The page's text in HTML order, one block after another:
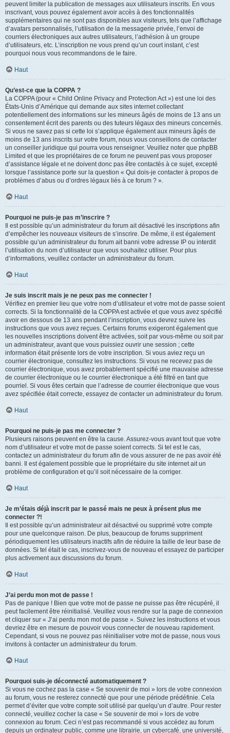
peuvent limiter la publication de messages aux utilisateurs inscrits. En vous
inscrivant, vous pouvez également avoir accès à des fonctionnalités
supplémentaires qui ne sont pas disponibles aux visiteurs, tels que l’affichage
d’avatars personnalisés, l’utilisation de la messagerie privée, l’envoi de
courriers électroniques aux autres utilisateurs, l’adhésion à un groupe
d’utilisateurs, etc. L’inscription ne vous prend qu’un court instant, c’est
pourquoi nous vous recommandons de le faire.
Haut
Qu’est-ce que la COPPA ?
La COPPA (pour « Child Online Privacy and Protection Act ») est une loi des
États-Unis d’Amérique qui demande aux sites internet collectant
potentiellement des informations sur les mineurs âgés de moins de 13 ans un
consentement écrit des parents ou des tuteurs légaux des mineurs concernés.
Si vous ne savez pas si cette loi s’applique également aux mineurs âgés de
moins de 13 ans inscrits sur votre forum, nous vous conseillons de contacter
un conseiller juridique qui pourra vous renseigner. Veuillez noter que phpBB
Limited et que les propriétaires de ce forum ne peuvent pas vous proposer
d’assistance légale et ne doivent donc pas être contactés à ce sujet, excepté
lorsque l’assistance porte sur la question « Qui dois-je contacter à propos de
problèmes d’abus ou d’ordres légaux liés à ce forum ? ».
Haut
Pourquoi ne puis-je pas m’inscrire ?
Il est possible qu’un administrateur du forum ait désactivé les inscriptions afin
d’empêcher les nouveaux visiteurs de s’inscrire. De même, il est également
possible qu’un administrateur du forum ait banni votre adresse IP ou interdit
l’utilisation du nom d’utilisateur que vous souhaitez utiliser. Pour plus
d’informations, veuillez contacter un administrateur du forum.
Haut
Je suis inscrit mais je ne peux pas me connecter !
Vérifiez en premier lieu que votre nom d’utilisateur et votre mot de passe soient
corrects. Si la fonctionnalité de la COPPA est activée et que vous avez spécifié
avoir en dessous de 13 ans pendant l’inscription, vous devrez suivre les
instructions que vous avez reçues. Certains forums exigeront également que
les nouvelles inscriptions doivent être activées, soit par vous-même ou soit par
un administrateur, avant que vous puissiez ouvrir une session ; cette
information était présente lors de votre inscription. Si vous aviez reçu un
courrier électronique, consultez les instructions. Si vous ne recevez pas de
courrier électronique, vous avez probablement spécifié une mauvaise adresse
de courrier électronique ou le courrier électronique a été filtré en tant que
pourriel. Si vous êtes certain que l’adresse de courrier électronique que vous
avez spécifiée était correcte, essayez de contacter un administrateur du forum.
Haut
Pourquoi ne puis-je pas me connecter ?
Plusieurs raisons peuvent en être la cause. Assurez-vous avant tout que votre
nom d’utilisateur et votre mot de passe soient corrects. Si tel est le cas,
contactez un administrateur du forum afin de vous assurer de ne pas avoir été
banni. Il est également possible que le propriétaire du site internet ait un
problème de configuration et qu’il soit nécessaire de la corriger.
Haut
Je m’étais déjà inscrit par le passé mais ne peux à présent plus me
connecter ?!
Il est possible qu’un administrateur ait désactivé ou supprimé votre compte
pour une quelconque raison. De plus, beaucoup de forums suppriment
périodiquement les utilisateurs inactifs afin de réduire la taille de leur base de
données. Si tel était le cas, inscrivez-vous de nouveau et essayez de participer
plus activement aux discussions du forum.
Haut
J’ai perdu mon mot de passe !
Pas de panique ! Bien que votre mot de passe ne puisse pas être récupéré, il
peut facilement être réinitialisé. Veuillez vous rendre sur la page de connexion
et cliquer sur « J’ai perdu mon mot de passe ». Suivez les instructions et vous
devriez être en mesure de pouvoir vous connecter de nouveau rapidement.
Cependant, si vous ne pouvez pas réinitialiser votre mot de passe, nous vous
invitons à contacter un administrateur du forum.
Haut
Pourquoi suis-je déconnecté automatiquement ?
Si vous ne cochez pas la case « Se souvenir de moi » lors de votre connexion
au forum, vous ne resterez connecté que pour une période prédéfinie. Cela
permet d’éviter que votre compte soit utilisé par quelqu’un d’autre. Pour rester
connecté, veuillez cocher la case « Se souvenir de moi » lors de votre
connexion au forum. Ceci n’est pas recommandé si vous accédez au forum
depuis un ordinateur public, comme une librairie, un cybercafé, une université,